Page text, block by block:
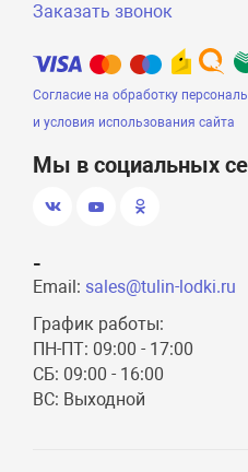
Заказать звонок
Согласие на обработку
и условия использования сайта
Мы в социальных
-
Email: sales@tulin-lodki.ru
График работы:
ПН-ПТ: 09:00 - 17:00
СБ: 09:00 - 16:00
ВС: Выходной